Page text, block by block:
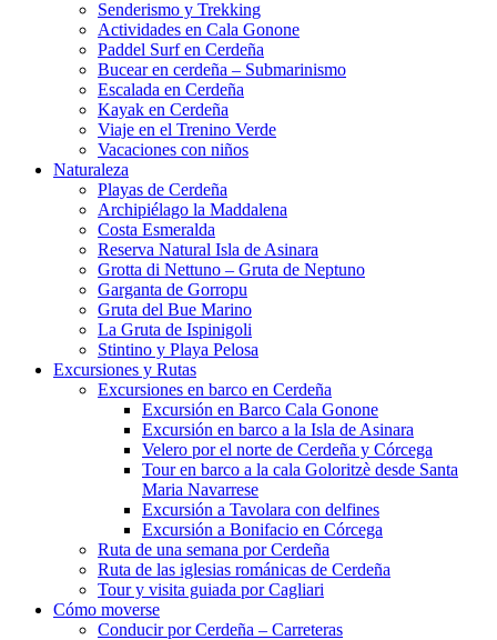
Senderismo y Trekking
Actividades en Cala Gonone
Paddel Surf en Cerdeña
Bucear en cerdeña – Submarinismo
Escalada en Cerdeña
Kayak en Cerdeña
Viaje en el Trenino Verde
Vacaciones con niños
Naturaleza
Playas de Cerdeña
Archipiélago la Maddalena
Costa Esmeralda
Reserva Natural Isla de Asinara
Grotta di Nettuno – Gruta de Neptuno
Garganta de Gorropu
Gruta del Bue Marino
La Gruta de Ispinigoli
Stintino y Playa Pelosa
Excursiones y Rutas
Excursiones en barco en Cerdeña
Excursión en Barco Cala Gonone
Excursión en barco a la Isla de Asinara
Velero por el norte de Cerdeña y Córcega
Tour en barco a la cala Goloritzè desde Santa
Maria Navarrese
Excursión a Tavolara con delfines
Excursión a Bonifacio en Córcega
Ruta de una semana por Cerdeña
Ruta de las iglesias románicas de Cerdeña
Tour y visita guiada por Cagliari
Cómo moverse
Conducir por Cerdeña – Carreteras